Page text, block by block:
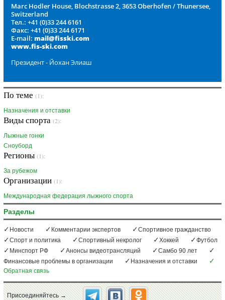
Marc Hodler House, Blochstrasse 2, 3653 Oberhofen / Thunersee,
Switzerland
Тел.: +41 (0)33 244 6161
Факс: +41 (0)33 244 6171
E-mail: mail@fisski.com
www.fis-ski.com
Президент - Йохан Элиаш
По теме (1):
Назначения и отставки
Виды спорта (2):
Лыжные гонки
Сноуборд
Регионы (1):
За рубежом
Организации (1):
Международная федерация лыжного спорта
Разделы
Новости Комментарии экспертов
Спортивное гражданство
Спорт и политика
Спортивный некролог Хоккей
Футбол
Минспорт РФ
Анонсы видеотрансляций
Самбо 90 лет
Финансовые проблемы в организации
Назначения и отставки
Обратная связь
Присоединяйтесь →